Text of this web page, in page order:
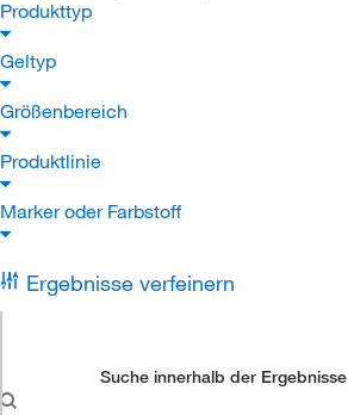
Produkttyp
Geltyp
Größenbereich
Produktlinie
Marker oder Farbstoff
Ergebnisse verfeinern
Suche innerhalb der Ergebnisse